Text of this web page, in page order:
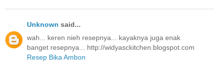
Unknown said...
wah... keren nieh resepnya... kayaknya juga enak
banget resepnya... http://widyasckitchen.blogspot.com
Resep Bika Ambon